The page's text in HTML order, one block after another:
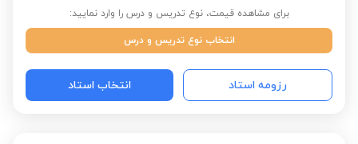
برای مشاهده قیمت، نوع تدریس و درس را وارد نمایید:
انتخاب نوع تدریس و درس
رزومه استاد انتخاب استاد